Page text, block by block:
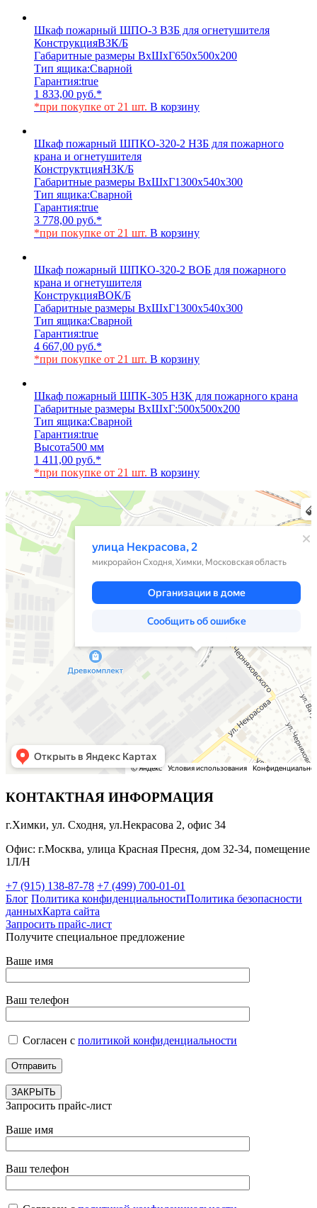
Шкаф пожарный ШПО-3 ВЗБ для огнетушителя
КонструкцияВЗК/Б
Габаритные размеры ВхШхГ650х500х200
Тип ящика:Сварной
Гарантия:true
1 833,00 руб.*
*при покупке от 21 шт. В корзину
Шкаф пожарный ШПКО-320-2 НЗБ для пожарного
крана и огнетушителя
КонструктцияНЗК/Б
Габаритные размеры ВхШхГ1300х540х300
Тип ящика:Сварной
Гарантия:true
3 778,00 руб.*
*при покупке от 21 шт. В корзину
Шкаф пожарный ШПКО-320-2 ВОБ для пожарного
крана и огнетушителя
КонструкцияВОК/Б
Габаритные размеры ВхШхГ1300х540х300
Тип ящика:Сварной
Гарантия:true
4 667,00 руб.*
*при покупке от 21 шт. В корзину
Шкаф пожарный ШПК-305 НЗК для пожарного крана
Габаритные размеры ВхШхГ:500х500х200
Тип ящика:Сварной
Гарантия:true
Высота500 мм
1 411,00 руб.*
*при покупке от 21 шт. В корзину
Химки
Яндекс Карты — транспорт, навигация, поиск мест
КОНТАКТНАЯ ИНФОРМАЦИЯ
г.Химки, ул. Сходня, ул.Некрасова 2, офис 34
Офис: г.Москва, улица Красная Пресня, дом 32-34, помещение
1Л/Н
+7 (915) 138-87-78 +7 (499) 700-01-01
Блог Политика конфиденциальностиПолитика безопасности
данныхКарта сайта
Запросить прайс-лист
Получите специальное предложение
Ваше имя
Ваш телефон
Согласен с политикой конфиденциальности
ЗАКРЫТЬ
Запросить прайс-лист
Ваше имя
Ваш телефон